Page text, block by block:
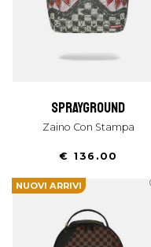
sprayground
Zaino Con Stampa
€ 136.00
NUOVI ARRIVI